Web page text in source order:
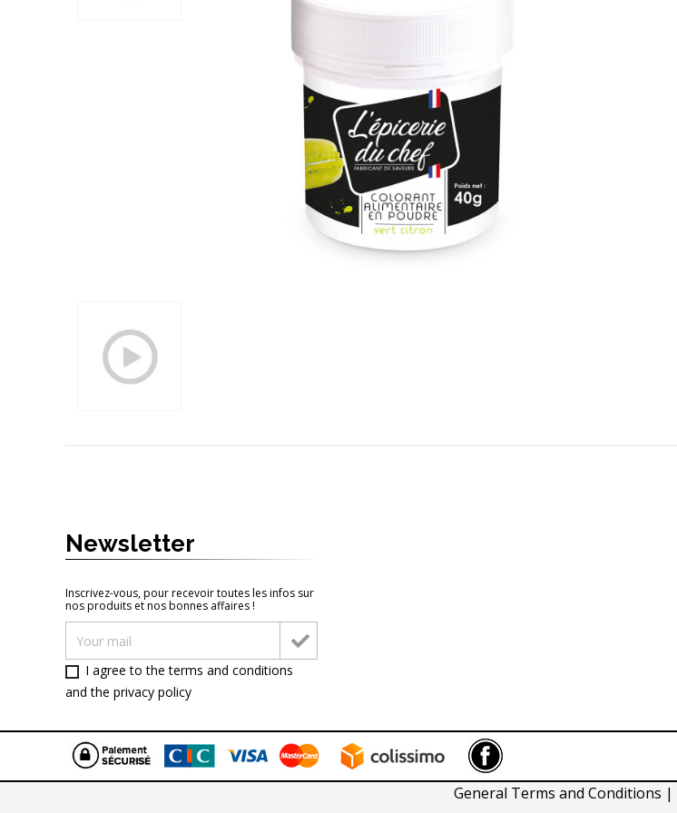
Newsletter
Inscrivez-vous, pour recevoir toutes les infos sur
nos produits et nos bonnes affaires !
I agree to the terms and conditions
andthe privacy policy
General Terms and Conditions |